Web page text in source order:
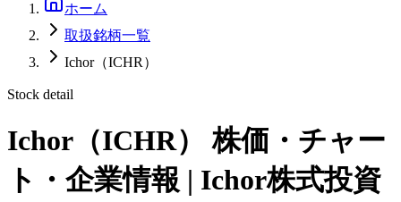
ホーム
取扱銘柄一覧
Ichor（ICHR）
Stock detail
Ichor（ICHR）
株価・チャー
ト・企業情報 | Ichor株式投資